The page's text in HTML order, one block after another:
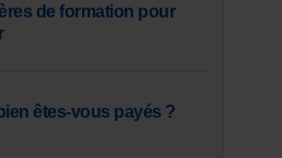
de formation pour
êtes-vous payés ?